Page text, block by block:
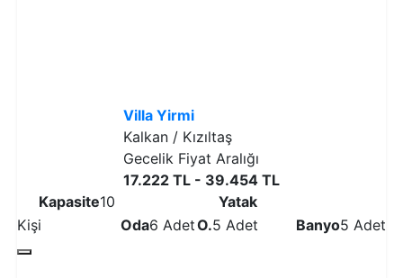
Villa Yirmi
Kalkan / Kızıltaş
Gecelik Fiyat Aralığı
17.222 TL - 39.454 TL
Kapasite10
Kişi
Oda6 Adet
Yatak
O.5 Adet Banyo5 Adet